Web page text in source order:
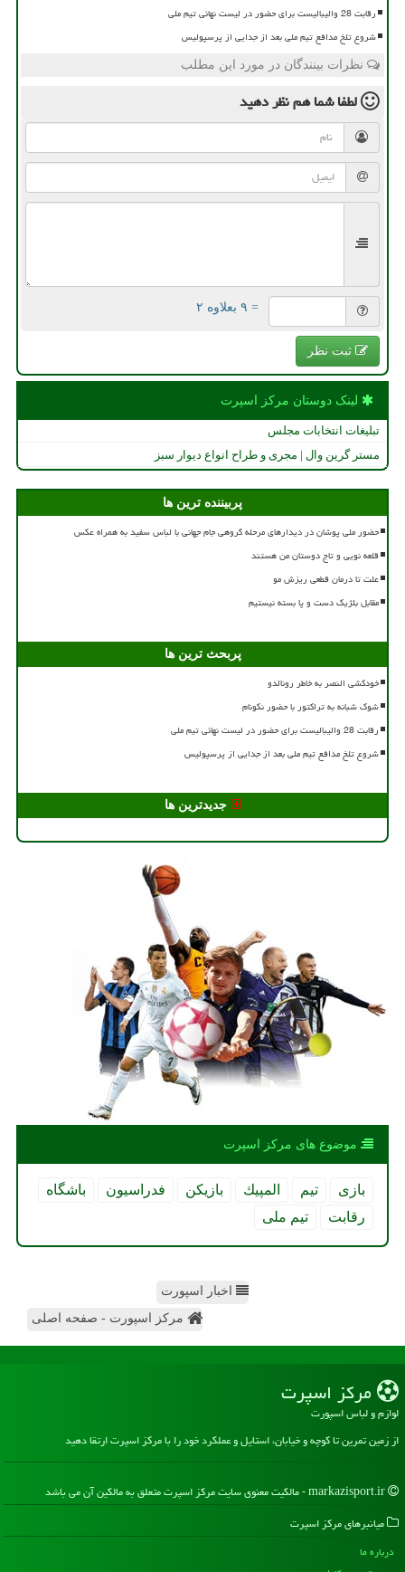
رقابت 28 والیبالیست برای حضور در لیست نهائی تیم ملی
شروع تلخ مدافع تیم ملی بعد از جدایی از پرسپولیس
نظرات بینندگان در مورد این مطلب
لطفا شما همنظر دهید
= ۹ بعلاوه ۲
ثبت نظر
لینک دوستان مركز اسپرت
تبلیغات انتخابات مجلس
مستر گرین وال | مجری و طراح انواع دیوار سبز
پربیننده ترین ها
حضور ملی پوشان در دیدارهای مرحله گروهی جام جهانی با لباس سفید به همراه عکس
قلعه نویی و تاج دوستان من هستند
علت تا درمان قطعی ریزش مو
مقابل بلژیک دست و پا بسته نیستیم
پربحث ترین ها
خودکشی النصر به خاطر رونالدو
شوک شبانه به تراکتور با حضور نکونام
رقابت 28 والیبالیست برای حضور در لیست نهائی تیم ملی
شروع تلخ مدافع تیم ملی بعد از جدایی از پرسپولیس
جدیدترین ها
موضوع های مركز اسپرت
بازی تیم المپیك بازیكن فدراسیون
باشگاه
رقابت
تیم ملی
اخبار اسپورت
مرکز اسپورت - صفحه اصلی
مركز اسپرت
لوازم و لباس اسپورت
از زمین تمرین تا کوچه و خیابان، استایل و عملکرد خود را با مرکز اسپرت ارتقا دهید
میانبرهای مركز اسپرت
درباره ما